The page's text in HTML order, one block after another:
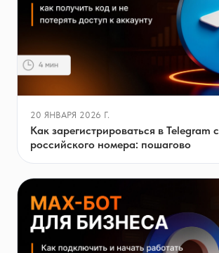
20 ЯНВАРЯ 2026 Г.
Как зарегистрироваться в Telegram с
российского номера: пошагово